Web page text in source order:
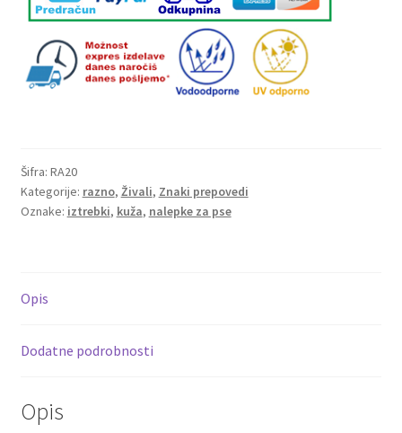
kužkom
poberite
iztrebke
Šifra: RA20
Kategorije: razno, Živali, Znaki prepovedi
Oznake: iztrebki, kuža, nalepke za pse
Opis
Dodatne podrobnosti
Opis